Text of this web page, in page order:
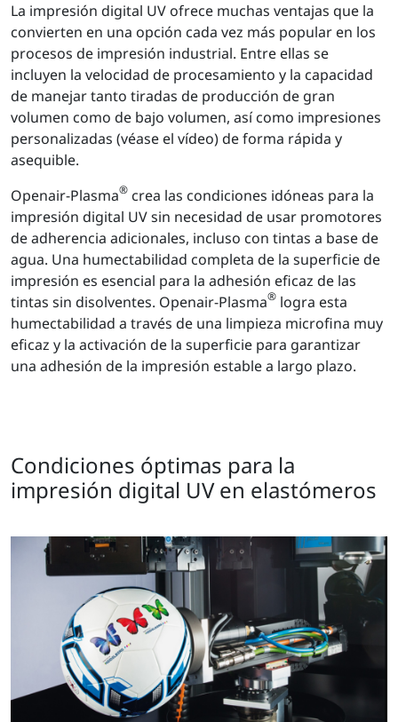
La impresión digital UV ofrece muchas ventajas que la
convierten en una opción cada vez más popular en los
procesos de impresión industrial. Entre ellas se
incluyen la velocidad de procesamiento y la capacidad
de manejar tanto tiradas de producción de gran
volumen como de bajo volumen, así como impresiones
personalizadas (véase el vídeo) de forma rápida y
asequible.
Openair-Plasma® crea las condiciones idóneas para la
impresión digital UV sin necesidad de usar promotores
de adherencia adicionales, incluso con tintas a base de
agua. Una humectabilidad completa de la superficie de
impresión es esencial para la adhesión eficaz de las
tintas sin disolventes. Openair-Plasma® logra esta
humectabilidad a través de una limpieza microfina muy
eficaz y la activación de la superficie para garantizar
una adhesión de la impresión estable a largo plazo.
Condiciones óptimas para la
impresión digital UV en elastómeros